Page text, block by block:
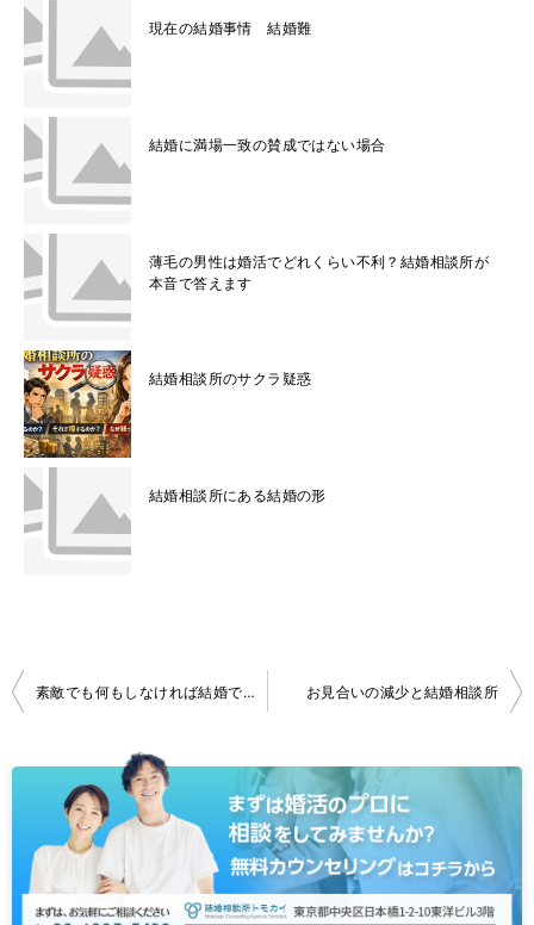
現在の結婚事情 結婚難
結婚に満場一致の賛成ではない場合
薄毛の男性は婚活でどれくらい不利？結婚相談所が
本音で答えます
結婚相談所のサクラ疑惑
結婚相談所にある結婚の形
投
ナ
ー
素敵でも何もしなければ結婚できない お見合いの減少と結婚相談所